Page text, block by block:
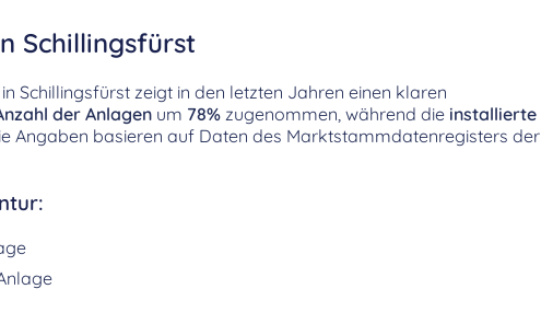
Schillingsfürst
Schillingsfürst zeigt in den letzten Jahren einen klaren
der Anlagen um 78% zugenommen, während die installierte
Angaben basieren auf Daten des Marktstammdatenregisters der